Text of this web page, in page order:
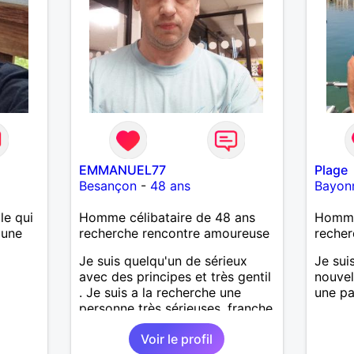
que
et
un
le
qui
EMMANUEL77
Besançon- 48 ans
Homme célibataire de 48 ans
recherche rencontre amoureuse
Je suis quelqu'un de sérieux
avec des principes et très gentil
. Je suis a la recherche une
personne très sérieuses ,franche
et honnête les critères les plus
importants, voir accepter une
Voir le profil
Plage
Je
une